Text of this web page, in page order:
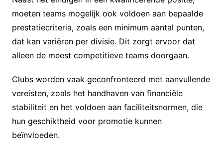
moeten teams mogelijk ook voldoen aan bepaalde
prestatiecriteria, zoals een minimum aantal punten,
dat kan variëren per divisie. Dit zorgt ervoor dat
alleen de meest competitieve teams doorgaan.
Clubs worden vaak geconfronteerd met aanvullende
vereisten, zoals het handhaven van financiële
stabiliteit en het voldoen aan faciliteitsnormen, die
hun geschiktheid voor promotie kunnen
beïnvloeden.